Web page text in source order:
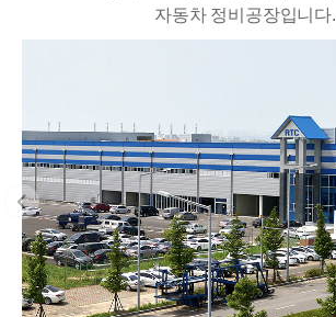
자동차 정비공장입니다.